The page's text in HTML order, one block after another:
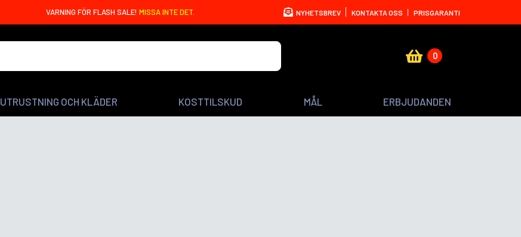
VARNING FÖR FLASH SALE! MISSA INTE DET. NYHETSBREV KONTAKTA OSS PRISGARANTI
0
UTRUSTNING OCH KLÄDER KOSTTILSKUD MÅL ERBJUDANDEN